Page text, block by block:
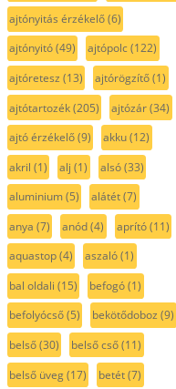
ajtónyitás érzékelő(6)
ajtónyitó(49) ajtópolc(122)
ajtóretesz (13) ajtórögzítő(1)
ajtótartozék(205) ajtózár(34)
ajtó érzékelő(9) akku(12)
akril (1) alj (1) alsó(33)
aluminium(5) alátét(7)
anya (7) anód(4) aprító(11)
aquastop(4) aszaló(1)
bal oldali (15) befogó(1)
befolyócső(5) bekötődoboz (9)
belső(30) belső cső(11)
belső üveg(17) betét(7)